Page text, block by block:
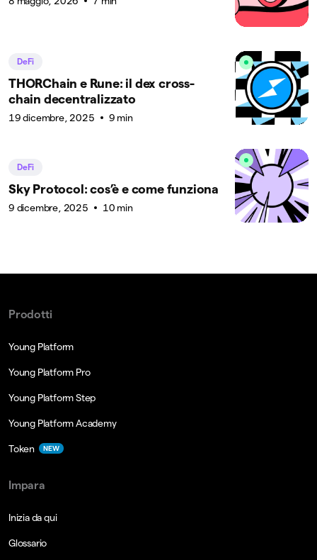
DeFi
THORChain e Rune: il dex cross-
chain decentralizzato
19 dicembre, 2025 9 min
DeFi
Sky Protocol: cos’è e come funziona
9 dicembre, 2025 10 min
Prodotti
Young Platform
Young Platform Pro
Young Platform Step
Young Platform Academy
Token NEW
Impara
Inizia da qui
Glossario